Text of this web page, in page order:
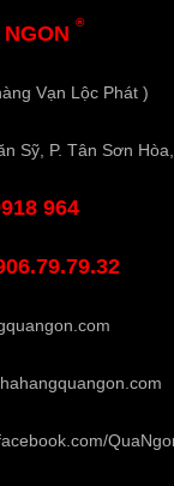
®
Vạn Lộc Phát )
Sỹ, P. Tân Sơn
964